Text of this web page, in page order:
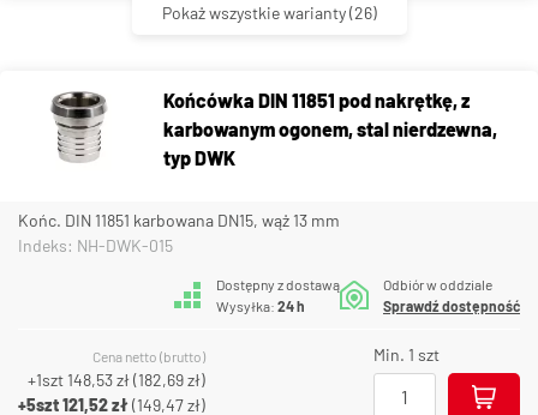
Pokaż wszystkie warianty(26)
Końcówka DIN 11851 pod nakrętkę, z
karbowanym ogonem, stal nierdzewna,
typ DWK
Końc. DIN 11851 karbowana DN15, wąż 13 mm
Indeks: NH-DWK-015
Dostępny z dostawą
Wysyłka: 24 h
Odbiór w oddziale
Sprawdź dostępność
Cena netto (brutto)
+1szt 148,53 zł(182,69 zł)
+5szt121,52 zł(149,47 zł)
Min. 1 szt